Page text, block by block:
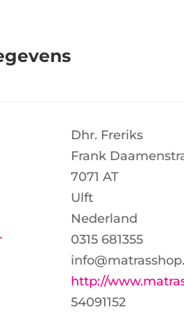
Dhr. Freriks
Frank
7071 AT
Ulft
Nederland
0315 681355
http://
54091152